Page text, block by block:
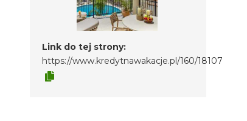
Link do tej strony:
https://www.kredytnawakacje.pl/160/18107